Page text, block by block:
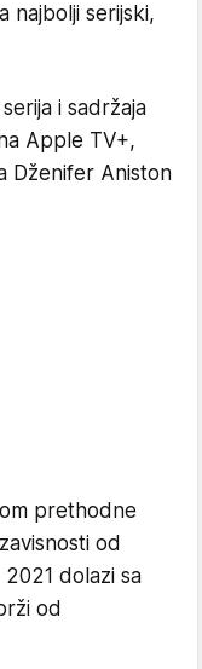
najbolji serijski,
i sadržaja
Apple TV+,
Dženifer Aniston
prethodne
od
dolazi sa
od